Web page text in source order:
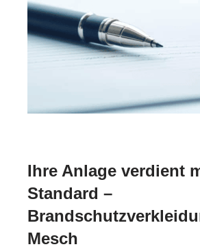
Ihre Anlage verdient
Standard –
Mesch